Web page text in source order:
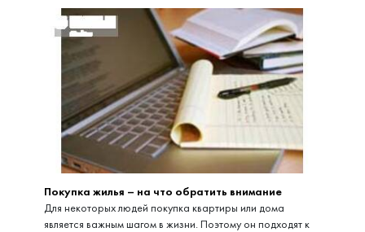
Покупка жилья – на что обратить внимание
Для некоторых людей покупка квартиры или дома
является важным шагом в жизни. Поэтому он подходят к